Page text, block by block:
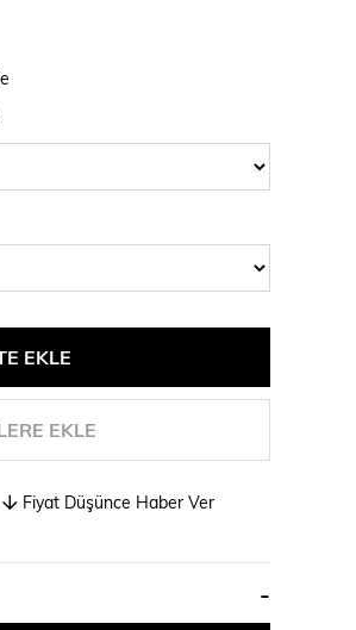
EKLE
Fiyat Düşünce Haber Ver